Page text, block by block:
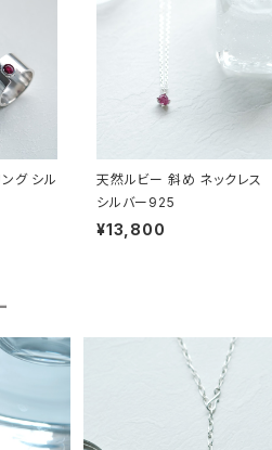
グ シル
天然ルビー 斜め ネックレス
シルバー925
¥13,800